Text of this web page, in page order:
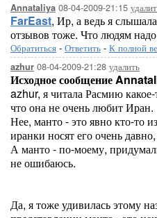
Annataliya 08-04-2009-21:15
FarEast, Ир, а ведь я
отзывов тоже. Что людям
Обратиться - Ответить - К полной
azhur 08-04-2009-21:28 удалить
Исходное сообщение
azhur, я читала Расмию
что она не очень любит Иран.
Нее, манто - это явно кто-то
иранки носят его очень
А манто - по-моему,
не ошибаюсь.
Да, я тоже удивилась этому